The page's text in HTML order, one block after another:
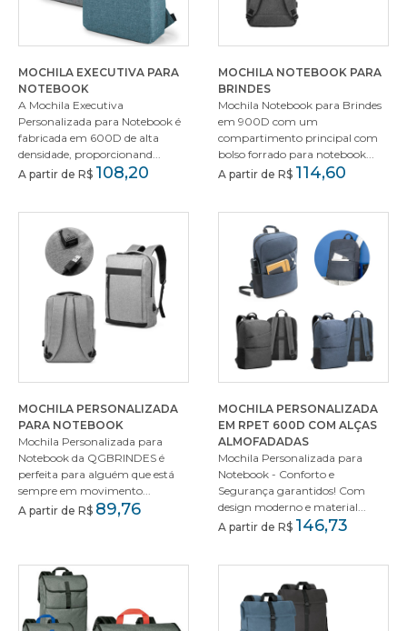
MOCHILA EXECUTIVA PARA
NOTEBOOK
A Mochila Executiva
Personalizada para Notebook é
fabricada em 600D de alta
densidade, proporcionand...
A partir de R$ 108,20
MOCHILA NOTEBOOK PARA
BRINDES
Mochila Notebook para Brindes
em 900D com um
compartimento principal com
bolso forrado para notebook...
A partir de R$ 114,60
MOCHILA PERSONALIZADA
PARA NOTEBOOK
Mochila Personalizada para
Notebook da QGBRINDES é
perfeita para alguém que está
sempre em movimento...
A partir de R$ 89,76
MOCHILA PERSONALIZADA
EM RPET 600D COM ALÇAS
ALMOFADADAS
Mochila Personalizada para
Notebook - Conforto e
Segurança garantidos! Com
design moderno e material...
A partir de R$ 146,73